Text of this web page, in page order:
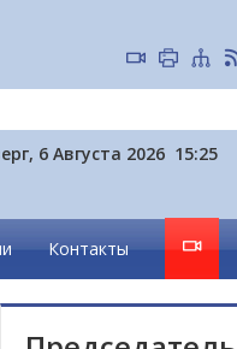
6 Августа 2026 15:25
Контакты